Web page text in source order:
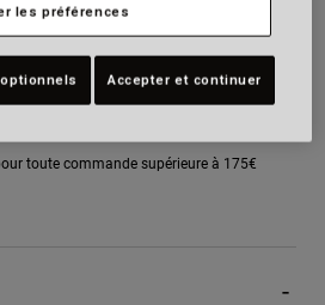
toute commande supérieure à 175€
les préférences
Accepter et continuer